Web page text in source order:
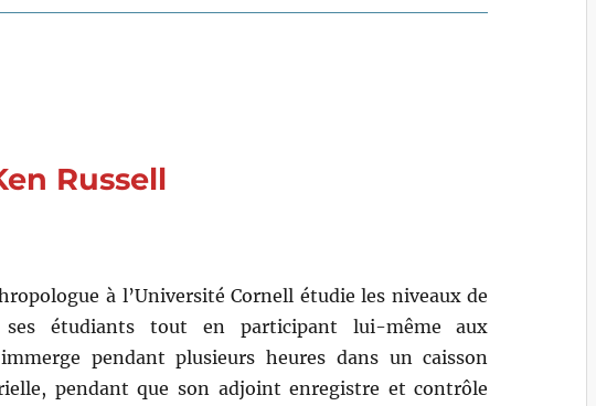
Russell
à l’Université Cornell étudie les niveaux de
ses étudiants tout en participant lui-même aux
pendant plusieurs heures dans un caisson
pendant que son adjoint enregistre et contrôle